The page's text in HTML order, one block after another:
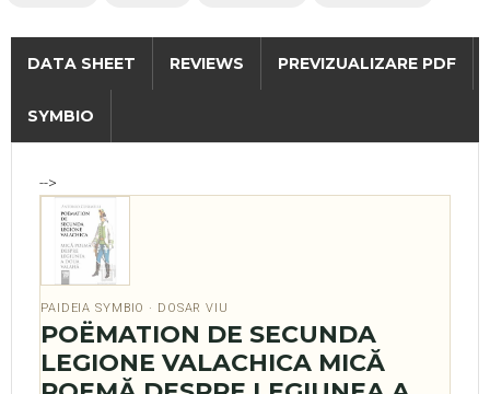
DATA SHEET REVIEWS PREVIZUALIZARE PDF
SYMBIO
-->
PAIDEIA SYMBIO · DOSAR VIU
POËMATION DE SECUNDA
LEGIONE VALACHICA MICĂ